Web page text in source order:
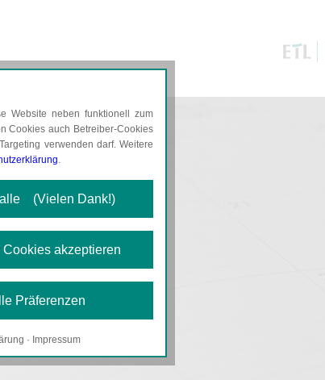
KARRIERE
Website neben funktionell zum
Cookies auch Betreiber-Cookies
verwenden darf. Weitere
.
(Vielen Dank!)
akzeptieren
Präferenzen
· Impressum